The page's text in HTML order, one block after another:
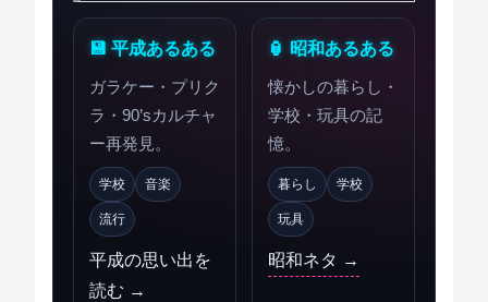
💾 平成あるある
ガラケー・プリク
ラ・90’sカルチャ
ー再発見。
学校 音楽
流行
平成の思い出を
読む →
🏮 昭和あるある
懐かしの暮らし・
学校・玩具の記
憶。
暮らし 学校
玩具
昭和ネタ →